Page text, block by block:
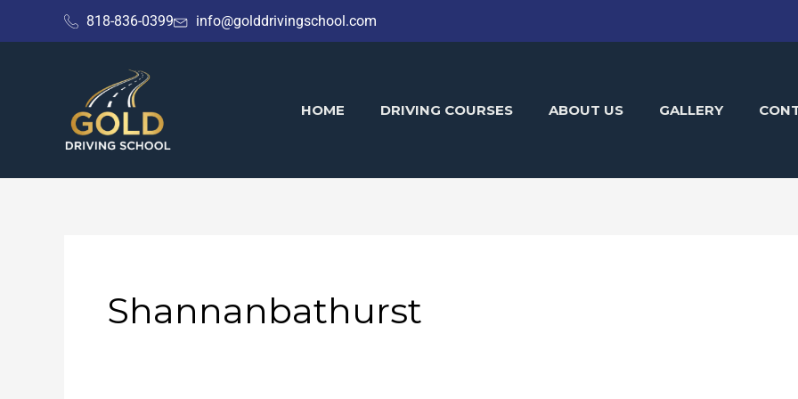
to
818-836-0399 info@golddrivingschool.com
HOME DRIVING COURSES ABOUT US GALLERY
Shannanbathurst